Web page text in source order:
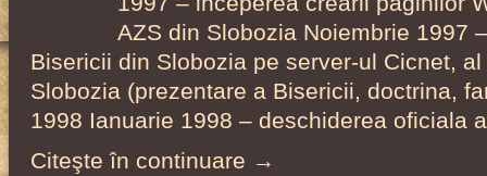
AZS din Slobozia Noiembrie 1997
Bisericii din Slobozia pe server-ul Cicnet,
Slobozia (prezentare a Bisericii, doctrina,
1998 Ianuarie 1998 – deschiderea oficiala
Citeşte în continuare →